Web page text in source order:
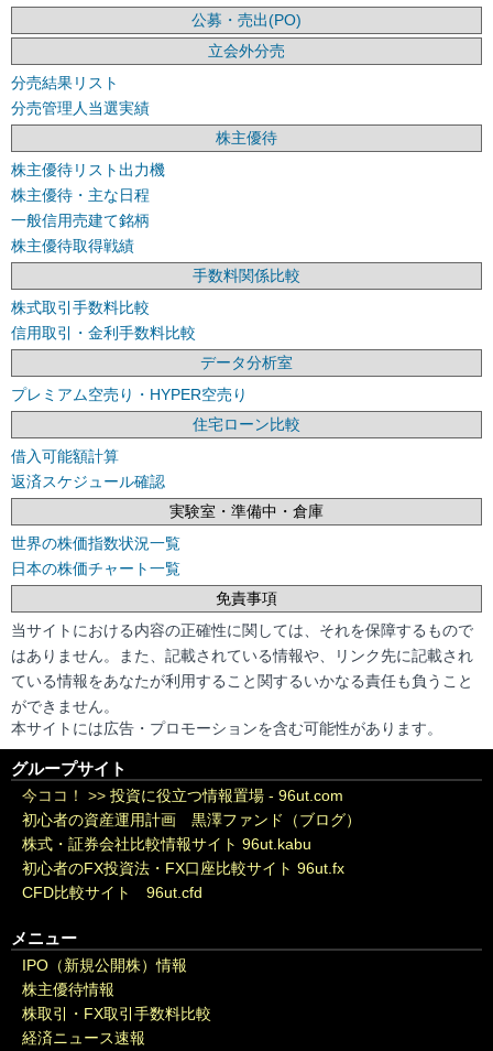
公募・売出(PO)
立会外分売
分売結果リスト
分売管理人当選実績
株主優待
株主優待リスト出力機
株主優待・主な日程
一般信用売建て銘柄
株主優待取得戦績
手数料関係比較
株式取引手数料比較
信用取引・金利手数料比較
データ分析室
プレミアム空売り・HYPER空売り
住宅ローン比較
借入可能額計算
返済スケジュール確認
実験室・準備中・倉庫
世界の株価指数状況一覧
日本の株価チャート一覧
免責事項
当サイトにおける内容の正確性に関しては、それを保障するもので
はありません。また、記載されている情報や、リンク先に記載され
ている情報をあなたが利用すること関するいかなる責任も負うこと
ができません。
本サイトには広告・プロモーションを含む可能性があります。
グループサイト
今ココ！ >> 投資に役立つ情報置場 - 96ut.com
初心者の資産運用計画 黒澤ファンド（ブログ）
株式・証券会社比較情報サイト 96ut.kabu
初心者のFX投資法・FX口座比較サイト 96ut.fx
CFD比較サイト 96ut.cfd
メニュー
IPO（新規公開株）情報
株主優待情報
株取引・FX取引手数料比較
経済ニュース速報